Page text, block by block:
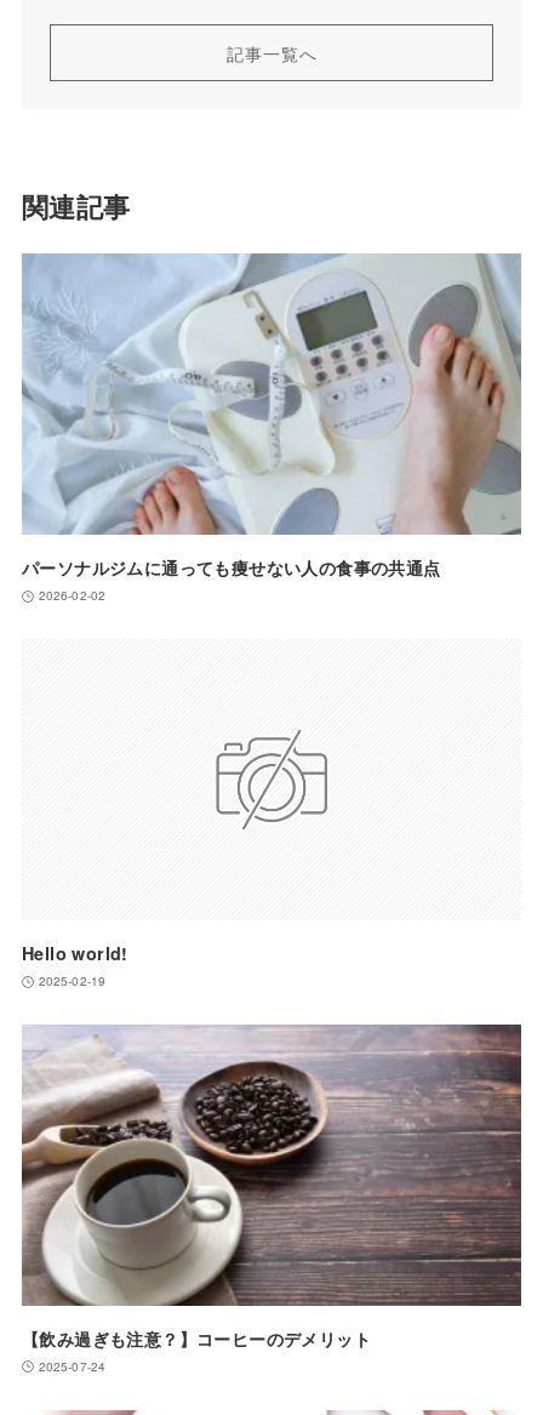
記事一覧へ
関連記事
パーソナルジムに通っても痩せない人の食事の共通点
2026-02-02
Hello world!
2025-02-19
【飲み過ぎも注意？】コーヒーのデメリット
2025-07-24